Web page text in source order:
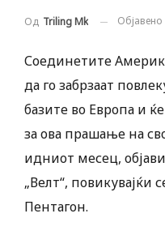
Од Triling Mk Објавено
Соединетите
да го забрзаат
базите во Европа и
за ова прашање на
идниот месец,
„Велт“, повикувајќи
Пентагон.